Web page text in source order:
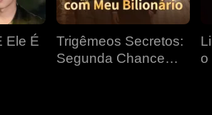
Ele É
Trigêmeos Secretos:
Segunda Chance
o